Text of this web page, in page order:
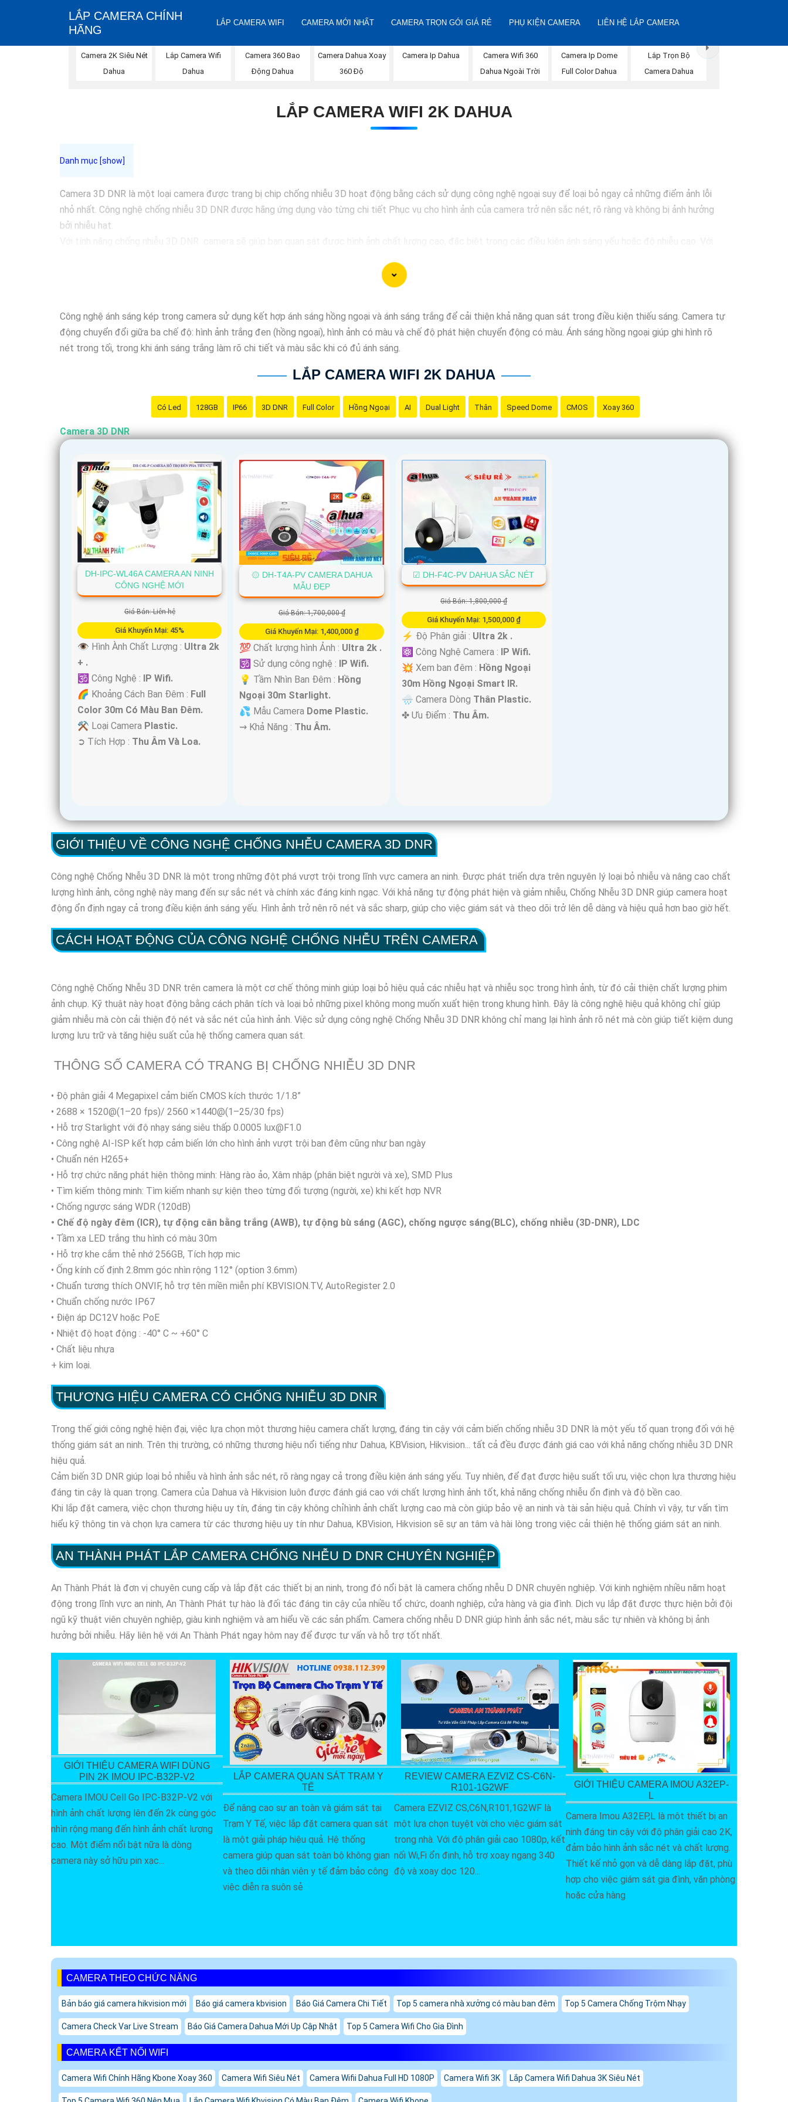
LẮP CAMERA CHÍNH
HÃNG
LẮP CAMERA WIFI CAMERA MỚI NHẤT CAMERA TRỌN GÓI GIÁ RẺ PHỤ KIỆN CAMERA LIÊN HỆ LẮP CAMERA
Camera 2K Siêu Nét
Dahua
Lắp Camera Wifi
Dahua
Camera 360 Bao
Động Dahua
Camera Dahua Xoay
360 Độ
Camera Ip Dahua
Camera Wifi 360
Dahua Ngoài Trời
Camera Ip Dome
Full Color Dahua
Lắp Trọn Bộ
Camera Dahua
LẮP CAMERA WIFI 2K DAHUA
Camera 3D DNR là một loại camera được trang bị chip chống nhiễu 3D hoạt động bằng cách sử dụng công nghệ ngoại suy để loại bỏ ngay cả những điểm ảnh lỗi
nhỏ nhất. Công nghệ chống nhiễu 3D DNR được hãng ứng dụng vào từng chi tiết Phục vụ cho hình ảnh của camera trở nên sắc nét, rõ ràng và không bị ảnh hưởng
bởi nhiễu hạt.
Công nghệ ánh sáng kép trong camera sử dụng kết hợp ánh sáng hồng ngoại và ánh sáng trắng để cải thiện khả năng quan sát trong điều kiện thiếu sáng. Camera tự
động chuyển đổi giữa ba chế độ: hình ảnh trắng đen (hồng ngoại), hình ảnh có màu và chế độ phát hiện chuyển động có màu. Ánh sáng hồng ngoại giúp ghi hình rõ
nét trong tối, trong khi ánh sáng trắng làm rõ chi tiết và màu sắc khi có đủ ánh sáng.
LẮP CAMERA WIFI 2K DAHUA
Có Led 128GB IP66 3D DNR Full Color Hồng Ngoại AI Dual Light Thân Speed Dome CMOS Xoay 360
Camera 3D DNR
DH-IPC-WL46A CAMERA AN NINH
CÔNG NGHỆ MỚI
Giá Bán: Liên hệ
Giá Khuyến Mại: 45%
👁 Hình Ành Chất Lượng : Ultra 2k
+ .
🕉️ Công Nghệ : IP Wifi.
🌈 Khoảng Cách Ban Đêm : Full
Color 30m Có Màu Ban Ðêm.
⚒ Loại Camera Plastic.
️➲ Tích Hợp : Thu Âm Và Loa.
۞ DH-T4A-PV CAMERA DAHUA
MẪU ĐẸP
Giá Bán: 1,700,000 ₫
Giá Khuyến Mại: 1,400,000 ₫
💯 Chất lượng hình Ảnh : Ultra 2k .
🕉️ Sử dụng công nghệ : IP Wifi.
💡 Tầm Nhìn Ban Đêm : Hồng
Ngoại 30m Starlight.
💦 Mẫu Camera Dome Plastic.
️⇝ Khả Năng : Thu Âm.
☑ DH-F4C-PV DAHUA SẮC NÉT
Giá Bán: 1,800,000 ₫
Giá Khuyến Mại: 1,500,000 ₫
️⚡ Độ Phân giải : Ultra 2k .
⚛️ Công Nghệ Camera : IP Wifi.
💥 Xem ban đêm : Hồng Ngoại
30m Hồng Ngoại Smart IR.
🌧️ Camera Dòng Thân Plastic.
️✤ Ưu Điểm : Thu Âm.
GIỚI THIỆU VỀ CÔNG NGHỆ CHỐNG NHỄU CAMERA 3D DNR
Công nghệ Chống Nhễu 3D DNR là một trong những đột phá vượt trội trong lĩnh vực camera an ninh. Được phát triển dựa trên nguyên lý loại bỏ nhiễu và nâng cao chất
lượng hình ảnh, công nghệ này mang đến sự sắc nét và chính xác đáng kinh ngạc. Với khả năng tự động phát hiện và giảm nhiễu, Chống Nhễu 3D DNR giúp camera hoạt
động ổn định ngay cả trong điều kiện ánh sáng yếu. Hình ảnh trở nên rõ nét và sắc sharp, giúp cho việc giám sát và theo dõi trở lên dễ dàng và hiệu quả hơn bao giờ hết.
CÁCH HOẠT ĐỘNG CỦA CÔNG NGHỆ CHỐNG NHỄU TRÊN CAMERA
Công nghệ Chống Nhễu 3D DNR trên camera là một cơ chế thông minh giúp loại bỏ hiệu quả các nhiễu hạt và nhiễu sọc trong hình ảnh, từ đó cải thiện chất lượng phim
ảnh chụp. Kỹ thuật này hoạt động bằng cách phân tích và loại bỏ những pixel không mong muốn xuất hiện trong khung hình. Đây là công nghệ hiệu quả không chỉ giúp
giảm nhiễu mà còn cải thiện độ nét và sắc nét của hình ảnh. Việc sử dụng công nghệ Chống Nhễu 3D DNR không chỉ mang lại hình ảnh rõ nét mà còn giúp tiết kiệm dung
lượng lưu trữ và tăng hiệu suất của hệ thống camera quan sát.
THÔNG SỐ CAMERA CÓ TRANG BỊ CHỐNG NHIỄU 3D DNR
• Độ phân giải 4 Megapixel cảm biến CMOS kích thước 1/1.8”
• 2688 × 1520@(1–20 fps)/ 2560 ×1440@(1–25/30 fps)
• Hỗ trợ Starlight với độ nhạy sáng siêu thấp 0.0005 lux@F1.0
• Công nghệ AI-ISP kết hợp cảm biến lớn cho hình ảnh vượt trội ban đêm cũng như ban ngày
• Chuẩn nén H265+
• Hỗ trợ chức năng phát hiện thông minh: Hàng rào ảo, Xâm nhập (phân biệt người và xe), SMD Plus
• Tìm kiếm thông minh: Tìm kiếm nhanh sự kiện theo từng đối tượng (người, xe) khi kết hợp NVR
• Chống ngược sáng WDR (120dB)
• Chế độ ngày đêm (ICR), tự động cân bằng trắng (AWB), tự động bù sáng (AGC), chống ngược sáng(BLC), chống nhiễu (3D-DNR), LDC
• Tầm xa LED trắng thu hình có màu 30m
• Hỗ trợ khe cắm thẻ nhớ 256GB, Tích hợp mic
• Ống kính cố định 2.8mm góc nhìn rộng 112° (option 3.6mm)
• Chuẩn tương thích ONVIF, hỗ trợ tên miền miễn phí KBVISION.TV, AutoRegister 2.0
• Chuẩn chống nước IP67
• Điện áp DC12V hoặc PoE
• Nhiệt độ hoạt động : -40° C ~ +60° C
• Chất liệu nhựa
+ kim loại.
THƯƠNG HIỆU CAMERA CÓ CHỐNG NHIỄU 3D DNR
Trong thế giới công nghệ hiện đại, việc lựa chọn một thương hiệu camera chất lượng, đáng tin cậy với cảm biến chống nhiễu 3D DNR là một yếu tố quan trọng đối với hệ
thống giám sát an ninh. Trên thị trường, có những thương hiệu nổi tiếng như Dahua, KBVision, Hikvision... tất cả đều được đánh giá cao với khả năng chống nhiễu 3D DNR
hiệu quả.
Cảm biến 3D DNR giúp loại bỏ nhiễu và hình ảnh sắc nét, rõ ràng ngay cả trong điều kiện ánh sáng yếu. Tuy nhiên, để đạt được hiệu suất tối ưu, việc chọn lựa thương hiệu
đáng tin cậy là quan trọng. Camera của Dahua và Hikvision luôn được đánh giá cao với chất lượng hình ảnh tốt, khả năng chống nhiễu ổn định và độ bền cao.
Khi lắp đặt camera, việc chọn thương hiệu uy tín, đáng tin cậy không chỉhình ảnh chất lượng cao mà còn giúp bảo vệ an ninh và tài sản hiệu quả. Chính vì vậy, tư vấn tìm
hiểu kỹ thông tin và chọn lựa camera từ các thương hiệu uy tín như Dahua, KBVision, Hikvision sẽ sự an tâm và hài lòng trong việc cải thiện hệ thống giám sát an ninh.
AN THÀNH PHÁT LẮP CAMERA CHỐNG NHỄU D DNR CHUYÊN NGHIỆP
An Thành Phát là đơn vị chuyên cung cấp và lắp đặt các thiết bị an ninh, trong đó nổi bật là camera chống nhễu D DNR chuyên nghiệp. Với kinh nghiệm nhiều năm hoạt
động trong lĩnh vực an ninh, An Thành Phát tự hào là đối tác đáng tin cậy của nhiều tổ chức, doanh nghiệp, cửa hàng và gia đình. Dịch vụ lắp đặt được thực hiện bởi đội
ngũ kỹ thuật viên chuyên nghiệp, giàu kinh nghiệm và am hiểu về các sản phẩm. Camera chống nhễu D DNR giúp hình ảnh sắc nét, màu sắc tự nhiên và không bị ảnh
hưởng bởi nhiễu. Hãy liên hệ với An Thành Phát ngay hôm nay để được tư vấn và hỗ trợ tốt nhất.
GIỚI THIỆU CAMERA WIFI DÙNG
PIN 2K IMOU IPC-B32P-V2
Camera IMOU Cell Go IPC-B32P-V2 với
hình ảnh chất lượng lên đến 2k cùng góc
nhìn rộng mang đến hình ảnh chất lượng
cao. Một điểm nổi bật nữa là dòng
camera này sở hữu pin xạc...
LẮP CAMERA QUAN SÁT TRẠM Y
TẾ
Để nâng cao sự an toàn và giám sát tại
Trạm Y Tế, việc lắp đặt camera quan sát
là một giải pháp hiệu quả. Hệ thống
camera giúp quan sát toàn bộ không gian
và theo dõi nhân viên y tế đảm bảo công
việc diễn ra suôn sẻ
REVIEW CAMERA EZVIZ CS-C6N-
R101-1G2WF
Camera EZVIZ CS,C6N,R101,1G2WF là
một lựa chọn tuyệt vời cho việc giám sát
trong nhà. Với độ phân giải cao 1080p, kết
nối Wi,Fi ổn định, hỗ trợ xoay ngang 340
độ và xoay dọc 120...
GIỚI THIỆU CAMERA IMOU A32EP-
L
Camera Imou A32EP,L là một thiết bị an
ninh đáng tin cậy với độ phân giải cao 2K,
đảm bảo hình ảnh sắc nét và chất lượng.
Thiết kế nhỏ gọn và dễ dàng lắp đặt, phù
hợp cho việc giám sát gia đình, văn phòng
hoặc cửa hàng
CAMERA THEO CHỨC NĂNG
Bản báo giá camera hikvision mới Báo giá camera kbvision Báo Giá Camera Chi Tiết Top 5 camera nhà xưởng có màu ban đêm Top 5 Camera Chống Trộm Nhạy
Camera Check Var Live Stream Báo Giá Camera Dahua Mới Up Cập Nhật Top 5 Camera Wifi Cho Gia Đình
CAMERA KẾT NỐI WIFI
Camera Wifi Chính Hãng Kbone Xoay 360 Camera Wifi Siêu Nét Camera Wifii Dahua Full HD 1080P Camera Wifi 3K Lắp Camera Wifi Dahua 3K Siêu Nét